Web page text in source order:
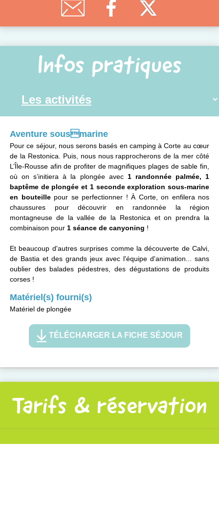
Infos pratiques
Aventure sousmarine
Pour ce séjour, nous serons basés en camping à Corte au cœur
de la Restonica. Puis, nous nous rapprocherons de la mer côté
L’Île-Rousse afin de profiter de magnifiques plages de sable fin,
où on s’initiera à la plongée avec 1 randonnée palmée, 1
baptême de plongée et 1 seconde exploration sous-marine
en bouteille pour se perfectionner ! À Corte, on enfilera nos
chaussures pour découvrir en randonnée la région
montagneuse de la vallée de la Restonica et on prendra la
combinaison pour 1 séance de canyoning !
Et beaucoup d'autres surprises comme la découverte de Calvi,
de Bastia et des grands jeux avec l'équipe d'animation... sans
oublier des balades pédestres, des dégustations de produits
corses !
Matériel(s) fourni(s)
Matériel de plongée
TÉLÉCHARGER LA FICHE SÉJOUR
Tarifs & réservation